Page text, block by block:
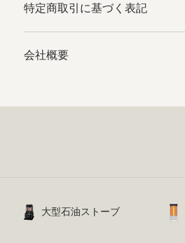
特定商取引に基づく表記
会社概要
大型石油ストーブ